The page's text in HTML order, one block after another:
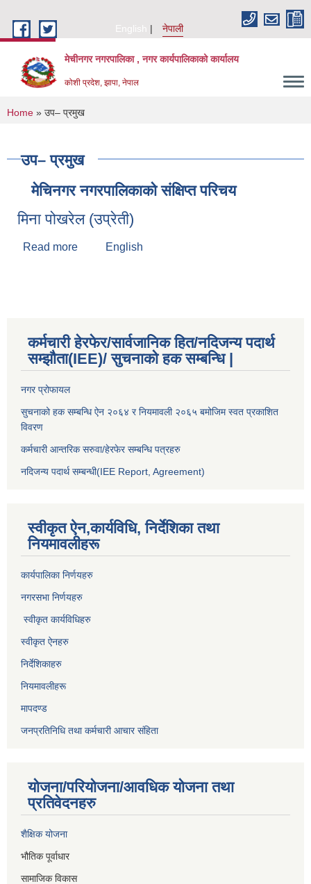
English
नेपाली
मेचीनगर नगरपालिका , नगर कार्यपालिकाको कार्यालय
कोशी प्रदेश, झापा, नेपाल
You are here
Home » उप– प्रमुख
उप– प्रमुख
मेचिनगर नगरपालिकाको संक्षिप्‍त परिचय
मिना पोखरेल (उप्रेती)
Read more about मिना पोखरेल (उप्रेती)
English
कर्मचारी हेरफेर/सार्वजानिक हित/नदिजन्य पदार्थ
सम्झौता(IEE)/ सुचनाको हक सम्बन्धि |
नगर प्रोफायल
सुचनाको हक सम्बन्धि ऐन २०६४ र नियमावली २०६५ बमोजिम स्वत प्रकाशित
विवरण
कर्मचारी आन्तरिक सरुवा/हेरफेर सम्बन्धि पत्रहरु
नदिजन्य पदार्थ सम्बन्धी(IEE Report, Agreement)​
स्वीकृत ऐन,कार्यविधि, निर्देशिका तथा
नियमावलीहरू
कार्यपालिका निर्णयहरु
नगरसभा निर्णयहरु
स्वीकृत कार्यविधिहरु
स्वीकृत ऐनहरु
निर्देशिकाहरु
नियमावलीहरू
मापदण्ड
जनप्रतिनिधि तथा कर्मचारी आचार संहिता
योजना/परियोजना/आवधिक योजना तथा
प्रतिवेदनहरु
शैक्षिक योजना
भौतिक पूर्वाधार
सामाजिक विकास